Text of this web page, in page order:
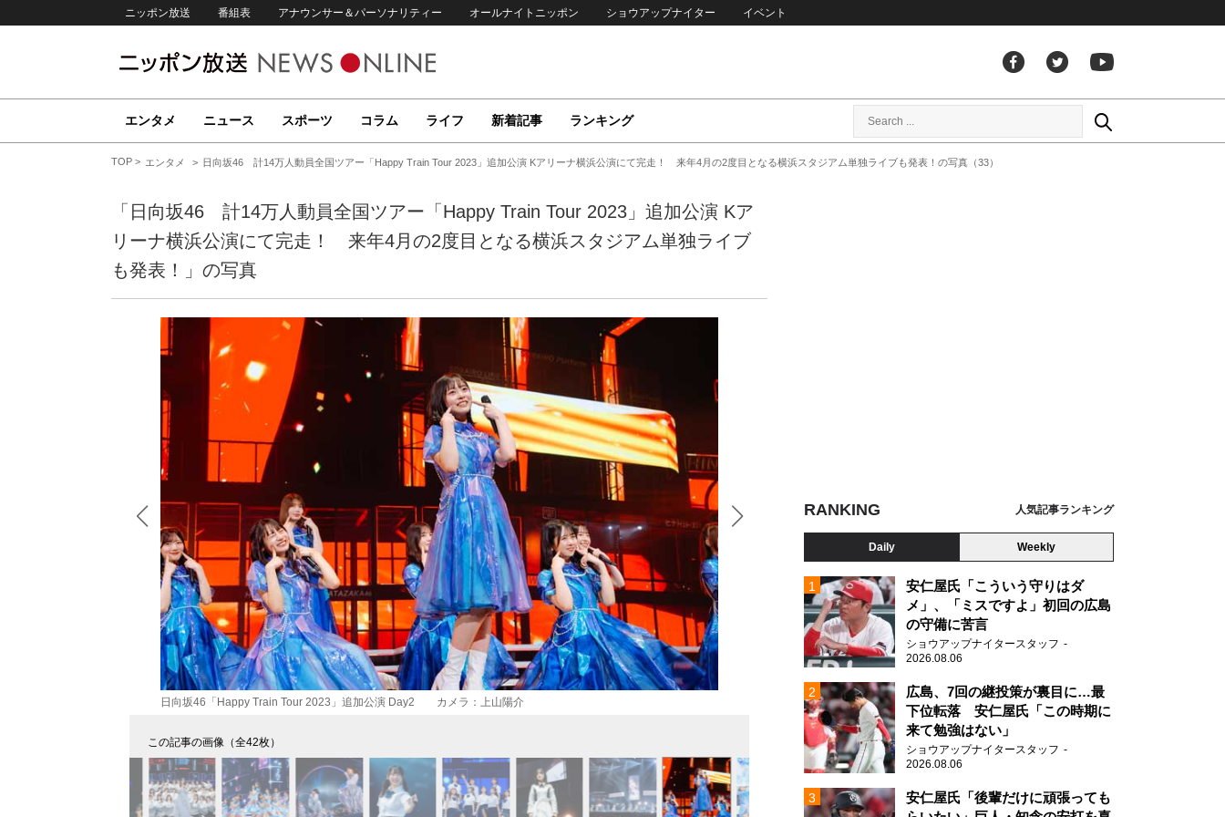
ニッポン放送 番組表 アナウンサー＆パーソナリティー オールナイトニッポン ショウアップナイター イベント
エンタメ ニュース スポーツ コラム ライフ 新着記事 ランキング
TOP エンタメ 日向坂46 計14万人動員全国ツアー「Happy Train Tour 2023」追加公演 Kアリーナ横浜公演にて完走！ 来年4月の2度目となる横浜スタジアム単独ライブも発表！の写真（33）
「日向坂46 計14万人動員全国ツアー「Happy Train Tour 2023」追加公演 Kア
リーナ横浜公演にて完走！ 来年4月の2度目となる横浜スタジアム単独ライブ
も発表！」の写真
日向坂46「Happy Train Tour 2023」追加公演 Day2 カメラ：上山陽介 日向坂46「Happy Train Tour 2023」追加公演 Day2 カメラ：上山陽介
この記事の画像（全42枚）
RANKING 人気記事ランキング
Daily Weekly
安仁屋氏「こういう守りはダ
メ」、「ミスですよ」初回の広島
の守備に苦言
ショウアップナイタースタッフ
2026.08.06
広島、7回の継投策が裏目に…最
下位転落 安仁屋氏「この時期に
来て勉強はない」
ショウアップナイタースタッフ
2026.08.06
安仁屋氏「後輩だけに頑張っても